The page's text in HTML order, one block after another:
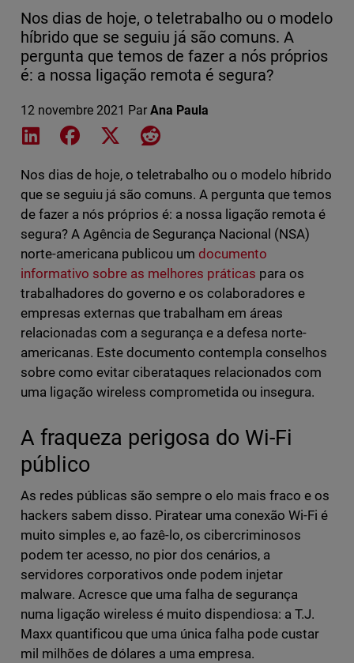
Nos dias de hoje, o teletrabalho ou o modelo
híbrido que se seguiu já são comuns. A
pergunta que temos de fazer a nós próprios
é: a nossa ligação remota é segura?
12 novembre 2021 Par Ana Paula
Share on LinkedIn
Share on Facebook
Share on XShare on Reddit
Nos dias de hoje, o teletrabalho ou o modelo híbrido
que se seguiu já são comuns. A pergunta que temos
de fazer a nós próprios é: a nossa ligação remota é
segura? A Agência de Segurança Nacional (NSA)
norte-americana publicou um documento
informativo sobre as melhores práticas para os
trabalhadores do governo e os colaboradores e
empresas externas que trabalham em áreas
relacionadas com a segurança e a defesa norte-
americanas. Este documento contempla conselhos
sobre como evitar ciberataques relacionados com
uma ligação wireless comprometida ou insegura.
A fraqueza perigosa do Wi-Fi
público
As redes públicas são sempre o elo mais fraco e os
hackers sabem disso. Piratear uma conexão Wi-Fi é
muito simples e, ao fazê-lo, os cibercriminosos
podem ter acesso, no pior dos cenários, a
servidores corporativos onde podem injetar
malware. Acresce que uma falha de segurança
numa ligação wireless é muito dispendiosa: a T.J.
Maxx quantificou que uma única falha pode custar
mil milhões de dólares a uma empresa.